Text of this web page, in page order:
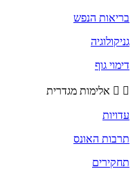
בריאות הנפש
גניקולוגיה
דימוי גוף
אלימות מגדרית
עדויות
תרבות האונס
תחקירים